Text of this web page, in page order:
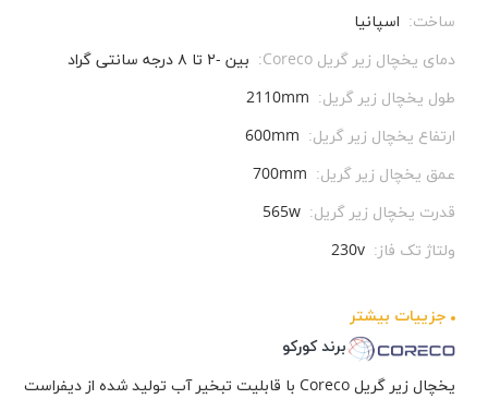
برند کورکو
یخچال زیر گریل Coreco با قابلیت تبخیر آب تولید شده از دیفراست
ساخت: اسپانیا
دمای یخچال زیر گریل Coreco:
بین -۲ تا ۸ درجه سانتی گراد
طول یخچال زیر گریل: 2110mm
ارتفاع یخچال زیر گریل: 600mm
عمق یخچال زیر گریل: 700mm
قدرت یخچال زیر گریل: 565w
ولتاژ تک فاز: 230v
جزيیات بیشتر